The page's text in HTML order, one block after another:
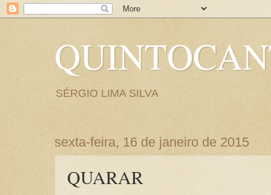
SÉRGIO LIMA SILVA
sexta-feira, 16 de janeiro de 2015
QUARAR